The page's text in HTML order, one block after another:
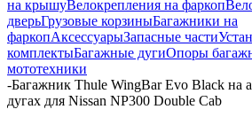
на крышуВелокрепления на фаркоп
дверьГрузовые корзиныБагажники на
фаркопАксессуарыЗапасные части
комплектыБагажные дугиОпоры
мототехники
-Багажник Thule WingBar Evo Black на
дугах для Nissan NP300 Double Cab